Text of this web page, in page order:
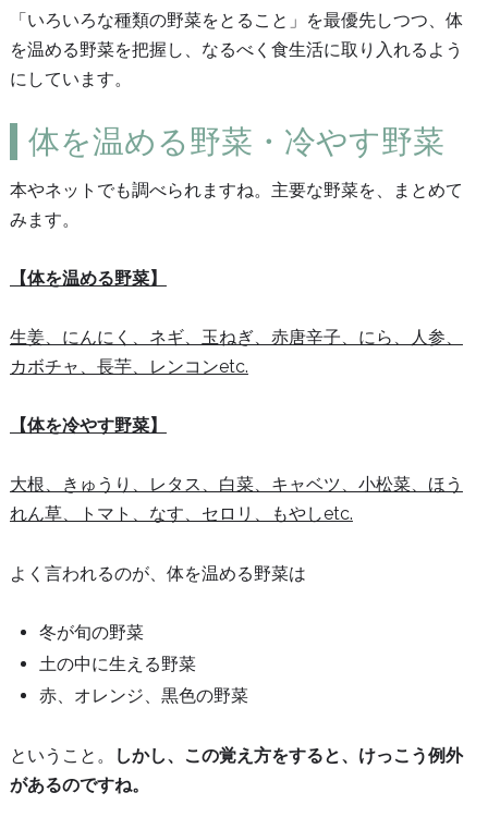
「いろいろな種類の野菜をとること」を最優先しつつ、体
を温める野菜を把握し、なるべく食生活に取り入れるよう
にしています。
体を温める野菜・冷やす野菜
本やネットでも調べられますね。主要な野菜を、まとめて
みます。
【体を温める野菜】
生姜、にんにく、ネギ、玉ねぎ、赤唐辛子、にら、人参、
カボチャ、長芋、レンコンetc.
【体を冷やす野菜】
大根、きゅうり、レタス、白菜、キャベツ、小松菜、ほう
れん草、トマト、なす、セロリ、もやしetc.
よく言われるのが、体を温める野菜は
冬が旬の野菜
土の中に生える野菜
赤、オレンジ、黒色の野菜
ということ。
しかし、この覚え方をすると、けっこう例外
があるのですね。